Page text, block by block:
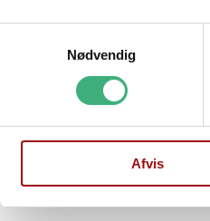
Nødvendig
Afvis
Måtter